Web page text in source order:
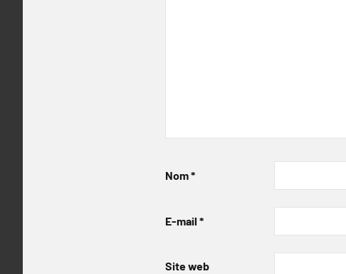
Nom*
E-mail *
Site web